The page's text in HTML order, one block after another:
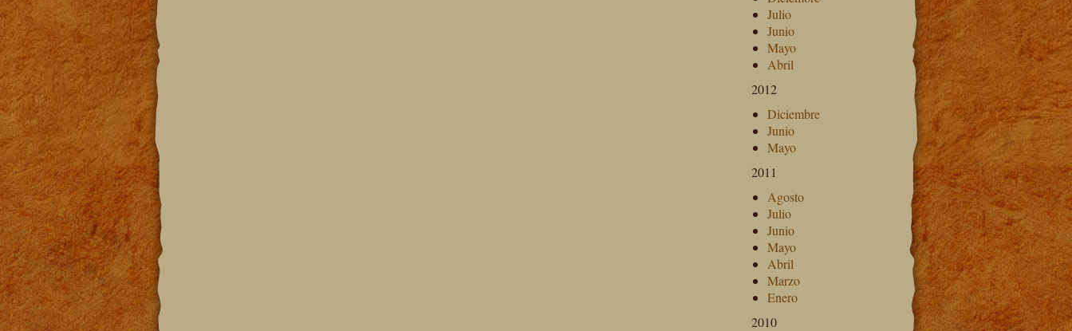
Julio
Junio
Mayo
Abril
2012
Diciembre
Junio
Mayo
2011
Agosto
Julio
Junio
Mayo
Abril
Marzo
Enero
2010